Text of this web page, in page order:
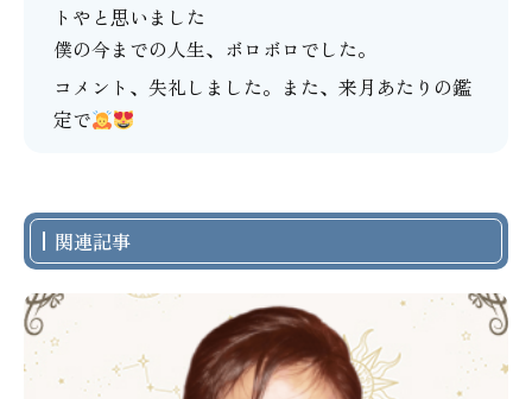
トやと思いました
僕の今までの人生、ボロボロでした。
コメント、失礼しました。また、来月あたりの鑑
定で
関連記事